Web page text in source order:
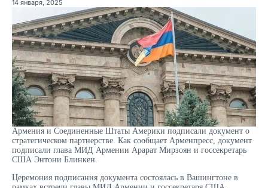
14 января, 2025
Армения и Соединенные Штаты Америки подписали документ о
стратегическом партнерстве. Как сообщает Арменпресс , документ
подписали глава МИД Армении Арарат Мирзоян и госсекретарь
США Энтони Блинкен.
Церемония подписания документа состоялась в Вашингтоне в